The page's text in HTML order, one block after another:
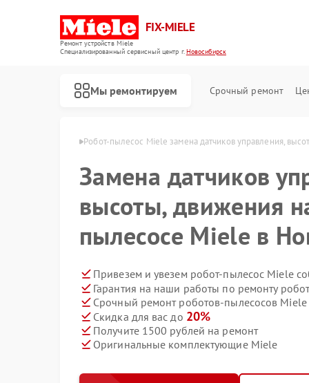
FIX-MIELE
Ремонт устройств Miele
Специализированный cервисный центр г.Новосибирск
Мы ремонтируем Срочный ремонт
в Новосибирске Робот-пылесос Miele замена датчиков управления,
Замена датчиков
высоты, движения
пылесосе Miele в
Привезем и увезем робот-пылесос Miele
Гарантия на наши работы по ремонту
Срочный ремонт роботов-пылесосов Miele
Скидка для вас до 20%
Получите 1500 рублей на ремонт
Оригинальные комплектующие Miele